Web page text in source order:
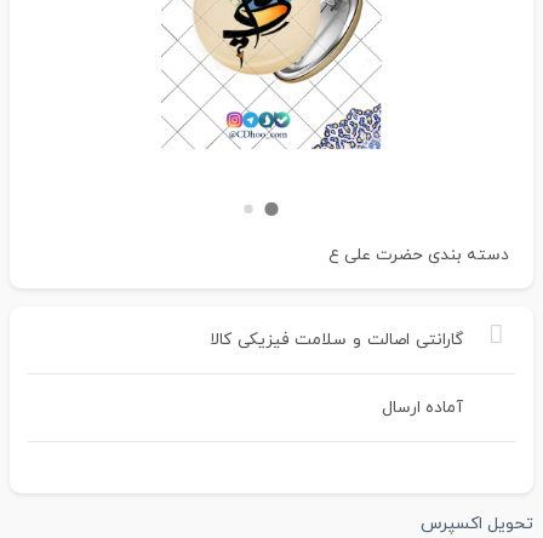
دسته بندی حضرت علی ع
گارانتی اصالت و سلامت فیزیکی کالا
آماده ارسال
تحویل اکسپرس